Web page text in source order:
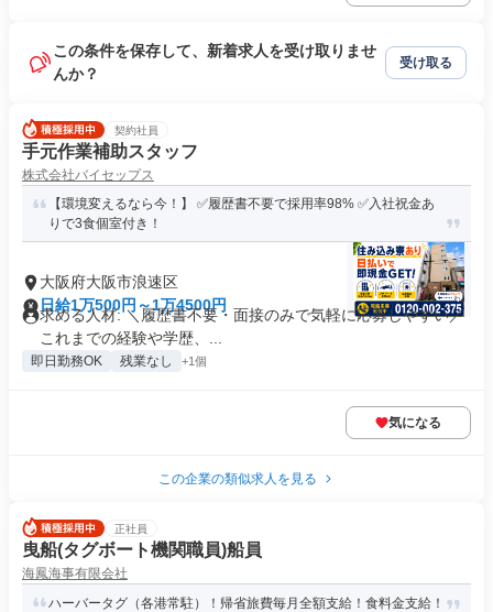
この条件を保存して、新着求人を受け取りませ
んか？
受け取る
契約社員
手元作業補助スタッフ
株式会社バイセップス
【環境変えるなら今！】 ✅履歴書不要で採用率98% ✅入社祝金あ
りで3食個室付き！
大阪府大阪市浪速区
日給1万500円～1万4500円
求める人材: ＼履歴書不要・面接のみで気軽に応募しやすい／
これまでの経験や学歴、...
即日勤務OK 残業なし +1個
気になる
この企業の類似求人を見る
正社員
曳船(タグボート機関職員)船員
海鳳海事有限会社
ハーバータグ（各港常駐）！帰省旅費毎月全額支給！食料金支給！